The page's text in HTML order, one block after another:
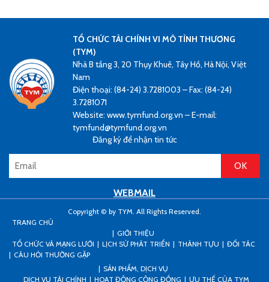
TỔ CHỨC TÀI CHÍNH VI MÔ TÌNH THƯƠNG
(TYM)
Nhà B tầng 3, 20 Thụy Khuê, Tây Hồ, Hà Nội, Việt
Nam
Điện thoại: (84-24) 3.7281003 – Fax: (84-24)
3.7281071
Website: www.tymfund.org.vn – E-mail:
tymfund@tymfund.org.vn
Đăng ký để nhận tin tức
WEBMAIL
Copyright © by TYM. All Rights Reserved.
TRANG CHỦ
GIỚI THIỆU
TỔ CHỨC VÀ MẠNG LƯỚI
LỊCH SỬ PHÁT TRIỂN THÀNH TỰU
ĐỐI TÁC
CÂU HỎI THƯỜNG GẶP
SẢN PHẨM, DỊCH VỤ
DỊCH VỤ TÀI CHÍNH
HOẠT ĐỘNG CỘNG ĐỒNG ƯU THẾ CỦA TYM